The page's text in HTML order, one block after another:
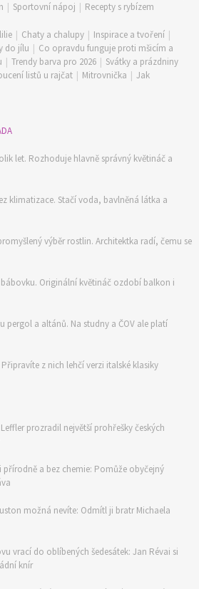
| Sportovní nápoj | Recepty s rybízem
| Chaty a chalupy | Inspirace a tvoření |
do jílu | Co opravdu funguje proti mšicím a
| Trendy barva pro 2026 | Svátky a prázdniny
listů u rajčat | Mitrovnička | Jak
let. Rozhoduje hlavně správný květináč a
klimatizace. Stačí voda, bavlněná látka a
výběr rostlin. Architektka radí, čemu se
Originální květináč ozdobí balkon i
pergol a altánů. Na studny a ČOV ale platí
z nich lehčí verzi italské klasiky
prozradil největší prohřešky českých
a bez chemie: Pomůže obyčejný
možná nevíte: Odmítl ji bratr Michaela
vrací do oblíbených šedesátek: Jan Révai si
knír